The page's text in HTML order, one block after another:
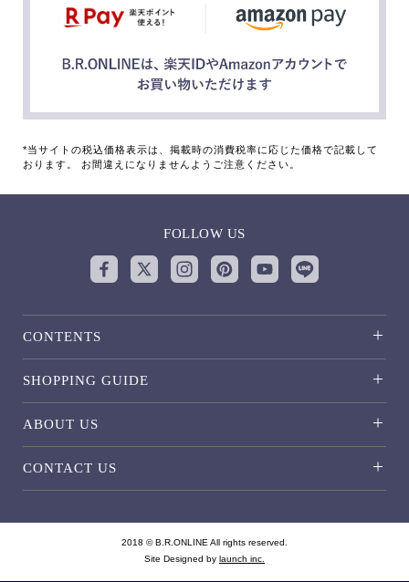
*当サイトの税込価格表示は、掲載時の消費税率に応じた価格で記載して
おります。 お間違えになりませんようご注意ください。
FOLLOW US
CONTENTS
SHOPPING GUIDE
ABOUT US
CONTACT US
2018 © B.R.ONLINE All rights reserved.
Site Designed by launch inc.